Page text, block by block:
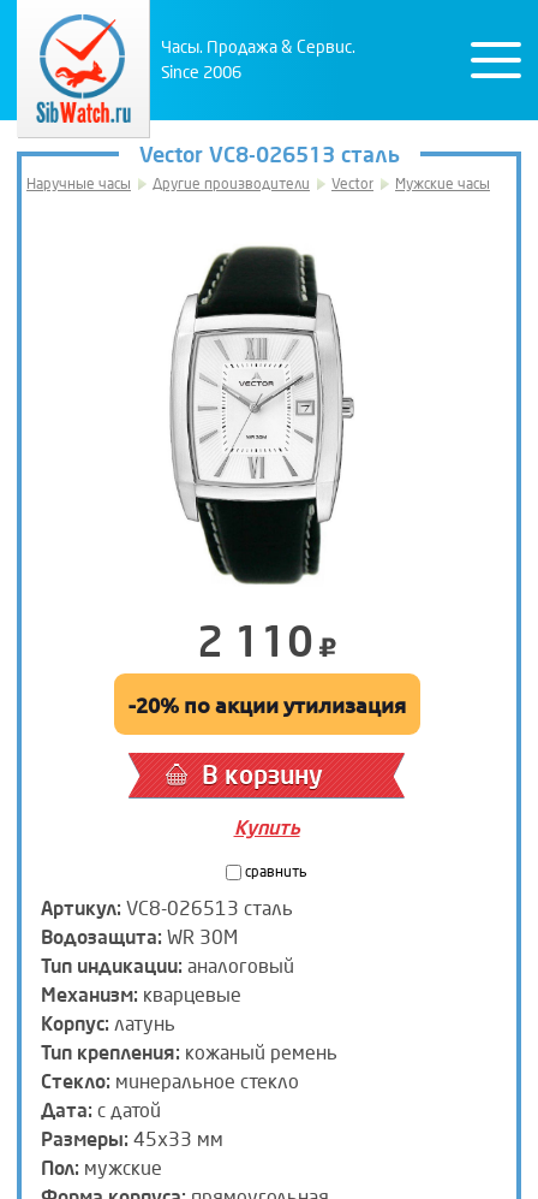
Часы. Продажа & Сервис.
Since 2006
Vector VC8-026513 сталь
Наручные часы Другие производители Vector Мужские часы
2 110
-20% по акции утилизация
В корзину
Купить
сравнить
Артикул: VC8-026513 сталь
Водозащита: WR 30M
Тип индикации: аналоговый
Механизм: кварцевые
Корпус: латунь
Тип крепления: кожаный ремень
Стекло: минеральное стекло
Дата: с датой
Размеры: 45х33 мм
Пол: мужские